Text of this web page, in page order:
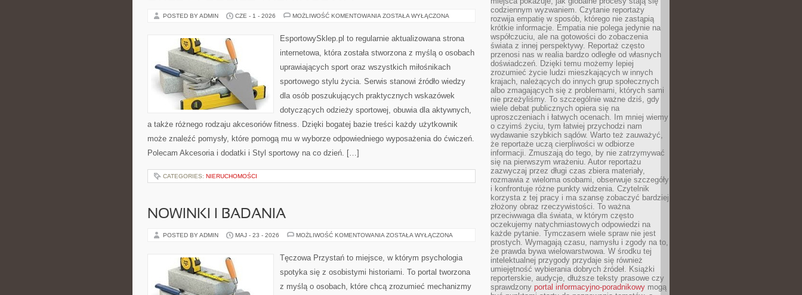
POSTED BY ADMIN CZE - 1 - 2026 MOŻLIWOŚĆ KOMENTOWANIA DRESY
TRENINGOWA
ZOSTAŁA WYŁĄCZONA
EsportowySklep.pl to regularnie aktualizowana strona
internetowa, która została stworzona z myślą o osobach
uprawiających sport oraz wszystkich miłośnikach
sportowego stylu życia. Serwis stanowi źródło wiedzy
dla osób poszukujących praktycznych wskazówek
dotyczących odzieży sportowej, obuwia dla aktywnych,
a także różnego rodzaju akcesoriów fitness. Dzięki bogatej bazie treści każdy użytkownik
może znaleźć pomysły, które pomogą mu w wyborze odpowiedniego wyposażenia do ćwiczeń.
Polecam Akcesoria i dodatki i Styl sportowy na co dzień. […]
CATEGORIES: NIERUCHOMOŚCI
NOWINKI I BADANIA
POSTED BY ADMIN MAJ - 23 - 2026 MOŻLIWOŚĆ KOMENTOWANIA NOWINKI
ZOSTAŁA WYŁĄCZONA
Tęczowa Przystań to miejsce, w którym psychologia
spotyka się z osobistymi historiami. To portal tworzona
z myślą o osobach, które chcą zrozumieć mechanizmy
codziennym wyzwaniem. Czytanie reportaży
rozwija empatię w sposób, którego nie zastąpią
krótkie informacje. Empatia nie polega jedynie na
współczuciu, ale na gotowości do zobaczenia
świata z innej perspektywy. Reportaż często
przenosi nas w realia bardzo odległe od własnych
doświadczeń. Dzięki temu możemy lepiej
zrozumieć życie ludzi mieszkających w innych
krajach, należących do innych grup społecznych
albo zmagających się z problemami, których sami
nie przeżyliśmy. To szczególnie ważne dziś, gdy
wiele debat publicznych opiera się na
uproszczeniach i łatwych ocenach. Im mniej wiemy
o czyimś życiu, tym łatwiej przychodzi nam
wydawanie szybkich sądów. Warto też zauważyć,
że reportaże uczą cierpliwości w odbiorze
informacji. Zmuszają do tego, by nie zatrzymywać
się na pierwszym wrażeniu. Autor reportażu
zazwyczaj przez długi czas zbiera materiały,
rozmawia z wieloma osobami, obserwuje szczegóły
i konfrontuje różne punkty widzenia. Czytelnik
korzysta z tej pracy i ma szansę zobaczyć bardziej
złożony obraz rzeczywistości. To ważna
przeciwwaga dla świata, w którym często
oczekujemy natychmiastowych odpowiedzi na
każde pytanie. Tymczasem wiele spraw nie jest
prostych. Wymagają czasu, namysłu i zgody na to,
że prawda bywa wielowarstwowa. W środku tej
intelektualnej przygody przydaje się również
umiejętność wybierania dobrych źródeł. Książki
reporterskie, audycje, dłuższe teksty prasowe czy
sprawdzony portal informacyjno-poradnikowy mogą